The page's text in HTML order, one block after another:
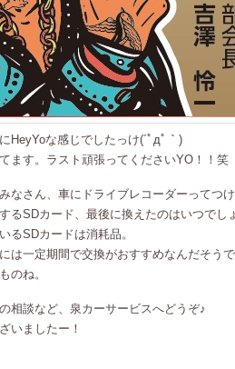
HeyYoな感じでしたっけ(´ﾟдﾟ｀)
ます。ラスト頑張ってくださいYO！！笑
なさん、車にドライブレコーダーってつ
るSDカード、最後に換えたのはいつでし
るSDカードは消耗品。
は一定期間で交換がおすすめなんだそう
のね。
相談など、泉カーサービスへどうぞ♪
いましたー！